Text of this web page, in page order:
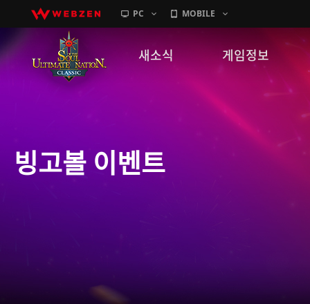
PC MOBILE
새소식
GM노트
게임정보
캐릭터소개
빙고볼 이벤트